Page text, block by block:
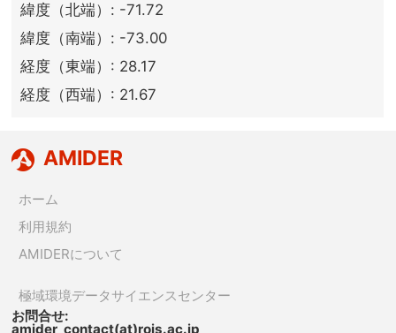
緯度（北端）: -71.72
緯度（南端）: -73.00
経度（東端）: 28.17
経度（西端）: 21.67
AMIDER
ホーム
利用規約
AMIDERについて
極域環境データサイエンスセンター
お問合せ:
amider_contact(at)rois.ac.jp